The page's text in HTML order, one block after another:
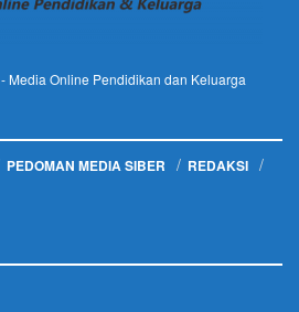
- Media Online Pendidikan dan Keluarga
PEDOMAN MEDIA SIBER
REDAKSI